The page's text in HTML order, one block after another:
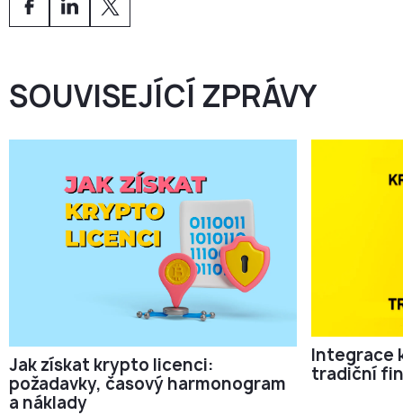
lepší bankovní možnosti nebo přístup na trh EU. Tento
hybridní přístup je stále běžnější mezi Web3 a fintech
SOUVISEJÍCÍ ZPRÁVY
Jak získat krypto licenci:
požadavky, časový harmonogram
a náklady
Integrace
tradiční